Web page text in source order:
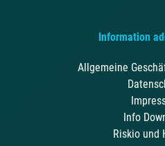
Information
Allgemeine
Info
Riskio und